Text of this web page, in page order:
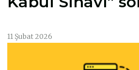
11 Şubat 2026